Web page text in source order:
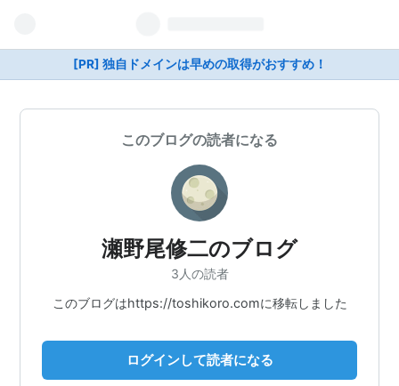
[PR] 独自ドメインは早めの取得がおすすめ！
このブログの読者になる
瀬野尾修二のブログ
3人の読者
このブログはhttps://toshikoro.comに移転しました
ログインして読者になる